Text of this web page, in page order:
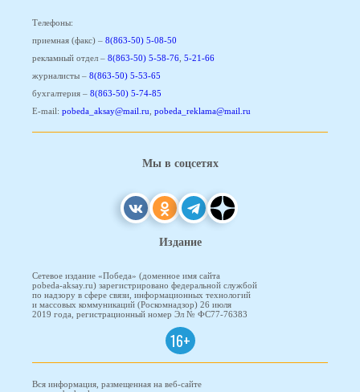
Телефоны:
приемная (факс) – 8(863-50) 5-08-50
рекламный отдел – 8(863-50) 5-58-76, 5-21-66
журналисты – 8(863-50) 5-53-65
бухгалтерия – 8(863-50) 5-74-85
E-mail: pobeda_aksay@mail.ru, pobeda_reklama@mail.ru
Мы в соцсетях
Издание
Сетевое издание «Победа» (доменное имя сайта
pobeda-aksay.ru) зарегистрировано федеральной службой
по надзору в сфере связи, информационных технологий
и массовых коммуникаций (Роскомнадзор) 26 июля
2019 года, регистрационный номер Эл № ФС77-76383
16+
Вся информация, размещенная на веб-сайте